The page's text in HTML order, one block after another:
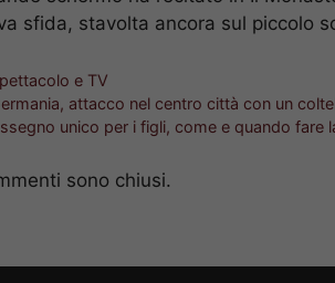
sfida, stavolta ancora sul piccolo
e TV
attacco nel centro città con un
unico per i figli, come e quando fare
sono chiusi.